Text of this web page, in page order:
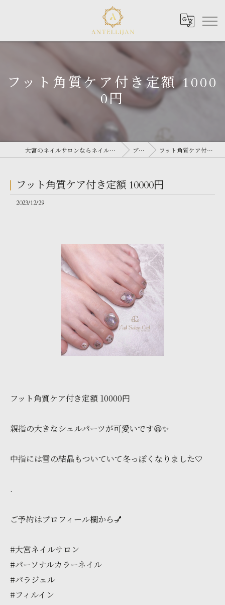
フット角質ケア付き定額 1000
0円
大宮のネイルサロンならネイルサロン Antellijan 大宮 ブログ フット角質ケア付き定額 10000円
フット角質ケア付き定額 10000円
2023/12/29
フット角質ケア付き定額 10000円
親指の大きなシェルパーツが可愛いです😆✨️
中指には雪の結晶もついていて冬っぽくなりました🤍
.
ご予約はプロフィール欄から💅
#大宮ネイルサロン
#パーソナルカラーネイル
#パラジェル
#フィルイン